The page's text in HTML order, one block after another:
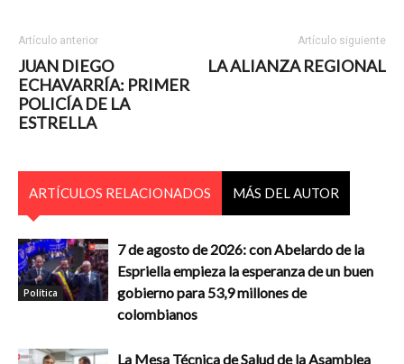
Artículo anterior
JUAN DIEGO
ECHAVARRÍA: PRIMER
POLICÍA DE LA
ESTRELLA
Artículo siguiente
LA ALIANZA REGIONAL
ARTÍCULOS RELACIONADOS MÁS DEL AUTOR
Política
7 de agosto de 2026: con Abelardo de la
Espriella empieza la esperanza de un buen
gobierno para 53,9 millones de
colombianos
La Mesa Técnica de Salud de la Asamblea